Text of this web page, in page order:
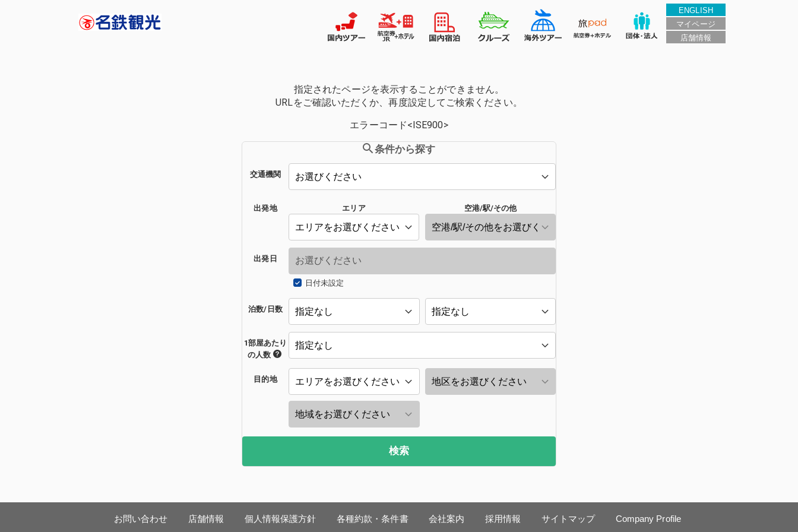
ENGLISH
マイページ
店舗情報
指定されたページを表示することができません。
URLをご確認いただくか、再度設定してご検索ください。
エラーコード<ISE900>
条件から探す
交通機関
出発地 エリア 空港/駅/その他
出発日
日付未設定
泊数/日数
1部屋あたり
の人数
目的地
検索
お問い合わせ 店舗情報 個人情報保護方針 各種約款・条件書 会社案内 採用情報 サイトマップ Company Profile